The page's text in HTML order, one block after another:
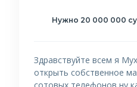
Нужно 20 000 000
Здравствуйте всем я
открыть собственное